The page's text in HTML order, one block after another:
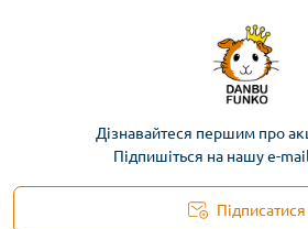
Дізнавайтеся першим про
Підпишіться на нашу e-
Підписатися